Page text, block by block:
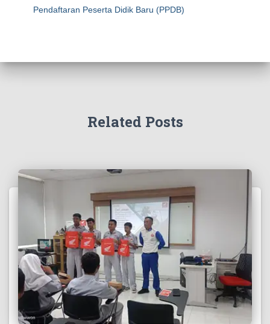
Pendaftaran Peserta Didik Baru (PPDB)
Related Posts